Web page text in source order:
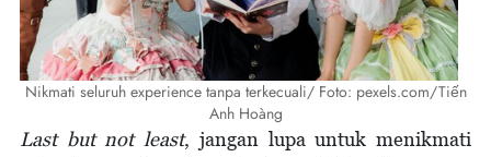
Nikmati seluruh experience tanpa terkecuali/ Foto: pexels.com/Tiến
Anh Hoàng
Last but not least, jangan lupa untuk menikmati